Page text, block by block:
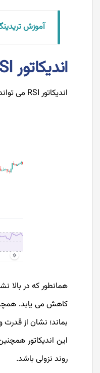
آموزش
اندیکاتور RSI و تایید روند
اندیکاتور RSI می تواند با افزایش و بالا رفتن قیمت، افزایش یابد. با کاهش قیمت نیز کاهش یابد تا به نوعی روند قیمت را تایید کند.
بماند؛ نشان از
این اندیکاتور
روند نزولی باشد.